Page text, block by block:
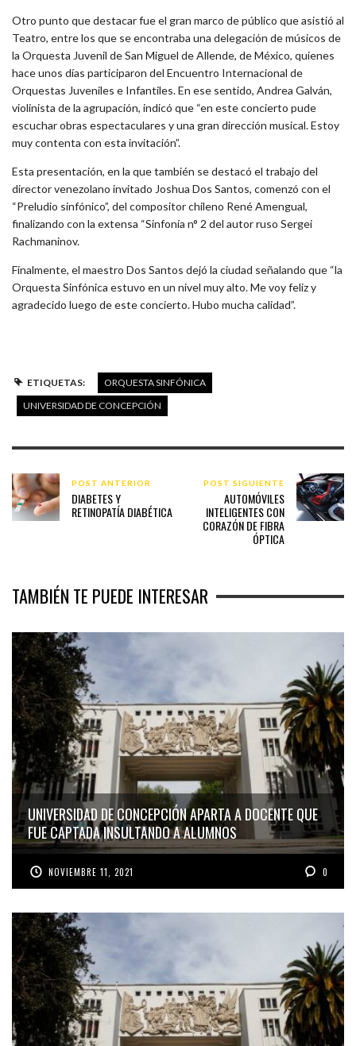
Otro punto que destacar fue el gran marco de público que asistió al
Teatro, entre los que se encontraba una delegación de músicos de
la Orquesta Juvenil de San Miguel de Allende, de México, quienes
hace unos días participaron del Encuentro Internacional de
Orquestas Juveniles e Infantiles. En ese sentido, Andrea Galván,
violinista de la agrupación, indicó que “en este concierto pude
escuchar obras espectaculares y una gran dirección musical. Estoy
muy contenta con esta invitación”.
Esta presentación, en la que también se destacó el trabajo del
director venezolano invitado Joshua Dos Santos, comenzó con el
“Preludio sinfónico”, del compositor chileno René Amengual,
finalizando con la extensa “Sinfonía n° 2 del autor ruso Sergei
Rachmaninov.
Finalmente, el maestro Dos Santos dejó la ciudad señalando que “la
Orquesta Sinfónica estuvo en un nivel muy alto. Me voy feliz y
agradecido luego de este concierto. Hubo mucha calidad”.
ETIQUETAS:
ORQUESTA SINFÓNICA
UNIVERSIDAD DE CONCEPCIÓN
POST ANTERIOR
DIABETES Y
RETINOPATÍA DIABÉTICA
POST SIGUIENTE
AUTOMÓVILES
INTELIGENTES CON
CORAZÓN DE FIBRA
ÓPTICA
TAMBIÉN TE PUEDE INTERESAR
UNIVERSIDAD DE CONCEPCIÓN APARTA A DOCENTE QUE
FUE CAPTADA INSULTANDO A ALUMNOS
NOVIEMBRE 11, 2021 0